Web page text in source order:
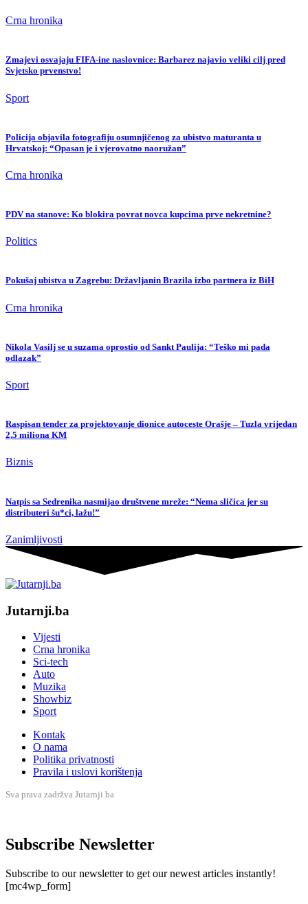
Crna hronika
Zmajevi osvajaju FIFA-ine naslovnice: Barbarez najavio veliki cilj pred
Svjetsko prvenstvo!
Sport
Policija objavila fotografiju osumnjičenog za ubistvo maturanta u
Hrvatskoj: “Opasan je i vjerovatno naoružan”
Crna hronika
PDV na stanove: Ko blokira povrat novca kupcima prve nekretnine?
Politics
Pokušaj ubistva u Zagrebu: Državljanin Brazila izbo partnera iz BiH
Crna hronika
Nikola Vasilj se u suzama oprostio od Sankt Paulija: “Teško mi pada
odlazak”
Sport
Raspisan tender za projektovanje dionice autoceste Orašje – Tuzla vrijedan
2,5 miliona KM
Biznis
Natpis sa Sedrenika nasmijao društvene mreže: “Nema sličica jer su
distributeri šu*ci, lažu!”
Zanimljivosti
Jutarnji.ba
Vijesti
Crna hronika
Sci-tech
Auto
Muzika
Showbiz
Sport
Kontak
O nama
Politika privatnosti
Pravila i uslovi korištenja
Sva prava zadržva Jutarnji.ba
Subscribe Newsletter
Subscribe to our newsletter to get our newest articles instantly!
[mc4wp_form]